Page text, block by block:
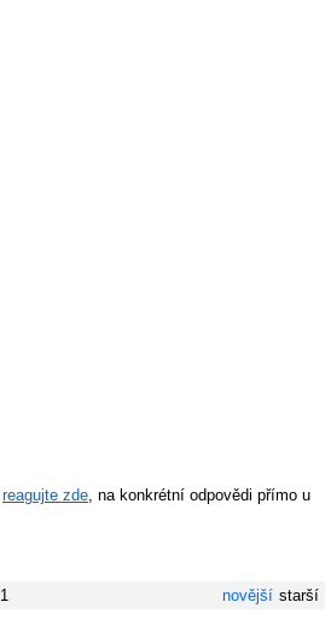
reagujte zde , na konkrétní odpovědi přímo u
novější starší
1